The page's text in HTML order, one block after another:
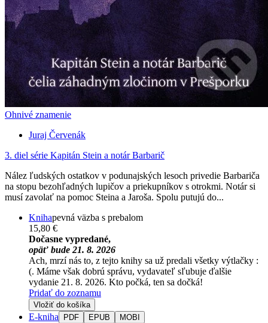
Ohnivé znamenie
Juraj Červenák
3. diel série Kapitán Stein a notár Barbarič
Nález ľudských ostatkov v podunajských lesoch privedie Barbariča
na stopu bezohľadných lupičov a priekupníkov s otrokmi. Notár si
musí zavolať na pomoc Steina a Jaroša. Spolu putujú do...
Knihapevná väzba s prebalom
15,80 €
Dočasne vypredané,
opäť bude 21. 8. 2026
Ach, mrzí nás to, z tejto knihy sa už predali všetky výtlačky :
(. Máme však dobrú správu, vydavateľ sľubuje ďalšie
vydanie 21. 8. 2026. Kto počká, ten sa dočká!
Pridať do zoznamu
Vložiť do košíka
E-kniha PDF EPUB MOBI